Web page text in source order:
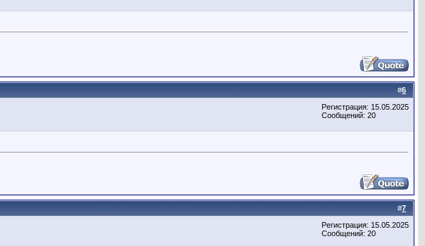
#6
Регистрация: 15.05.2025
Сообщений: 20
#7
Регистрация: 15.05.2025
Сообщений: 20